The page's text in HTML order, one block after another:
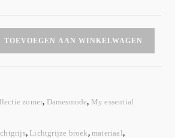
TOEVOEGEN AAN WINKELWAGEN
zomer, Damesmode, My essential
, Lichtgrijze broek, materiaal,